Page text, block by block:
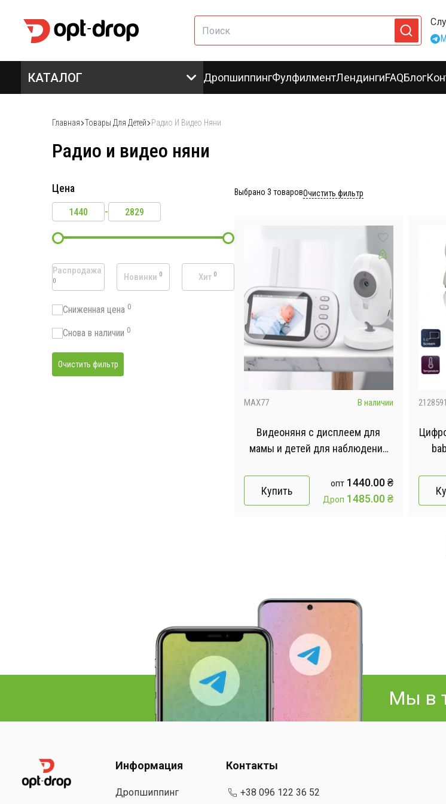
КАТАЛОГ ДропшиппингФулфилментЛендингиFAQБлог
Главная Товары Для Детей Радио И Видео Няни
Радио и видео няни
Цена
-
Распродажа
0 Новинки 0 Хит 0
Сниженная цена 0
Снова в наличии 0
Очистить фильтр
Выбрано 3 товаровОчистить фильтр
MAX77 В наличии
Видеоняня с дисплеем для
мамы и детей для наблюдения
Купить
опт 1440.00 ₴
Дроп 1485.00 ₴
2128591
Мы в
Информация
Дропшиппинг
Контакты
+38 096 122 36 52